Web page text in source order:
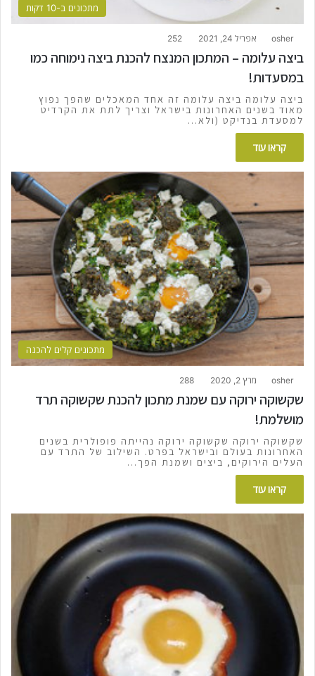
מתכונים ב-10 דקות
osher אפריל 24, 2021 252
ביצה עלומה – המתכון המנצח להכנת ביצה נימוחה כמו
במסעדות!
ביצה עלומה ביצה עלומה זה אחד המאכלים שהפך נפוץ
מאוד בשנים האחרונות בישראל וצריך לתת את הקרדיט
למסעדת בנדיקט (ולא…
קראו עוד
מתכונים קלים להכנה
osher מרץ 2, 2020 288
שקשוקה ירוקה עם שמנת מתכון להכנת שקשוקה תרד
מושלמת!
שקשוקה ירוקה שקשוקה ירוקה נהייתה פופולרית בשנים
האחרונות בעולם ובישראל בפרט. השילוב של התרד עם
העלים הירוקים, ביצים ושמנת הפך…
קראו עוד